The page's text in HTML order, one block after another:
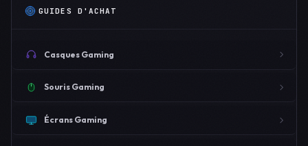
GUIDES D'ACHAT
Casques Gaming
Souris Gaming
Écrans Gaming